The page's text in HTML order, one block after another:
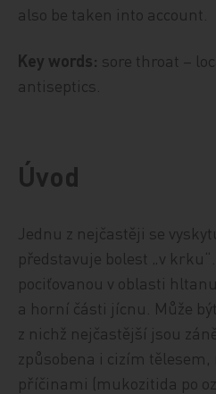
also be taken into account.
Key words: sore throat –
antiseptics.
Úvod
Jednu z nejčastěji se
představuje bolest „v
pociťovanou v oblasti
a horní části jícnu. Může
z nichž nejčastější jsou
způsobena i cizím
příčinami (mukozitida po